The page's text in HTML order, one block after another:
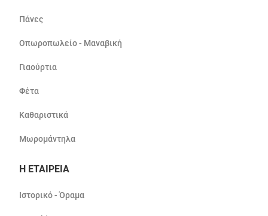
Πάνες
Οπωροπωλείο - Μαναβική
Γιαούρτια
Φέτα
Καθαριστικά
Μωρομάντηλα
Η ΕΤΑΙΡΕΙΑ
Ιστορικό - Όραμα